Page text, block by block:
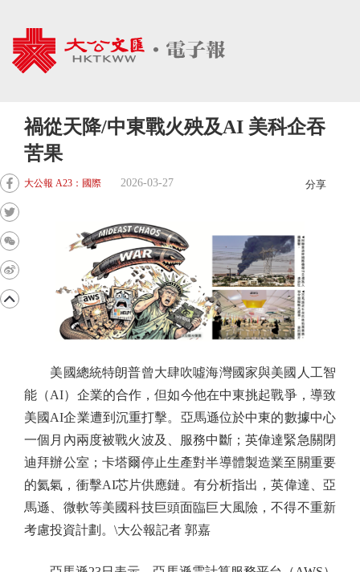
禍從天降/中東戰火殃及AI 美科企吞
苦果
大公報 A23：國際 2026-03-27 分享
美國總統特朗普曾大肆吹噓海灣國家與美國人工智
能（AI）企業的合作，但如今他在中東挑起戰爭，導致
美國AI企業遭到沉重打擊。亞馬遜位於中東的數據中心
一個月內兩度被戰火波及、服務中斷；英偉達緊急關閉
迪拜辦公室；卡塔爾停止生產對半導體製造業至關重要
的氦氣，衝擊AI芯片供應鏈。有分析指出，英偉達、亞
馬遜、微軟等美國科技巨頭面臨巨大風險，不得不重新
考慮投資計劃。\大公報記者 郭嘉